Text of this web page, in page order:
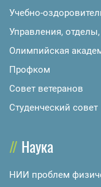
Учебно-
Управления,
Олимпийская
Профком
Совет ветеранов
Студенческий совет
Наука
НИИ проблем